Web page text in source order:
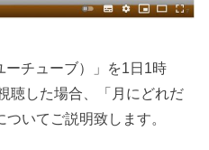
ーチューブ）」を1日1時
聴した場合、「月にどれだ
いてご説明致します。